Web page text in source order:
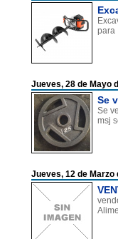
para
Jueves, 28 de Mayo
Se
Se
msj
Jueves, 12 de Marzo